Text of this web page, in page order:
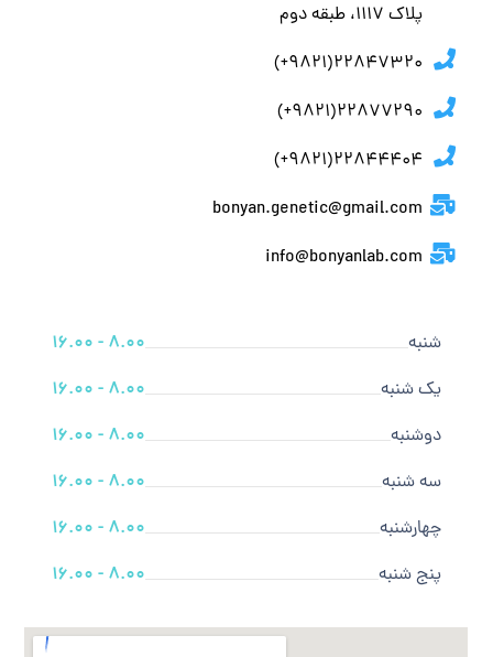
پلاك ١١١٧، طبقه دوم
22847320(9821+)
22877290(9821+)
22844404(9821+)
bonyan.genetic@gmail.com
info@bonyanlab.com
شنبه
8.00 - 16.00
یک شنبه
8.00 - 16.00
دوشنبه
8.00 - 16.00
سه شنبه
8.00 - 16.00
چهارشنبه
8.00 - 16.00
پنج شنبه
8.00 - 16.00